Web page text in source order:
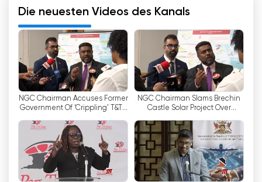
der Menschen in Trinidad und Tobago
der Nachrichtensendungen, Panorama.
Panorama, das zu einem Fernsehsender
gehörte, der seinen Sendebetrieb leider
eingestellt hat, war eine Ikone in Trinidad und
Tobago. Beeindruckende 29 Jahre lang war es
die einzige abendliche Nachrichtensendung
des Landes und versorgte die Bürger mit den
neuesten Nachrichten und aktuellen Themen.
Das Programm ermöglichte es den Zuschauern,
Fernsehbilder aus dem ganzen Land und aus
der ganzen Welt zu sehen, und hielt sie auf dem
Laufenden und mit dem globalen Geschehen in
Die neuesten Videos des Kanals
NGC Chairman Accuses Former
Government Of ‘Crippling’ T&T’s
NGC Chairman Slams Brechin
Castle Solar Project Over